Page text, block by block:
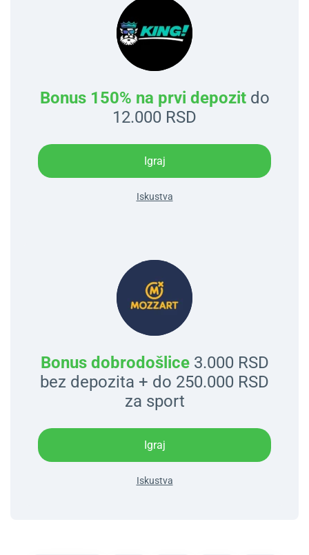
Bonus 150% na prvi depozitdo
12.000 RSD
Igraj
Iskustva
Bonus dobrodošlice3.000 RSD
bez depozita + do 250.000 RSD
za sport
Igraj
Iskustva